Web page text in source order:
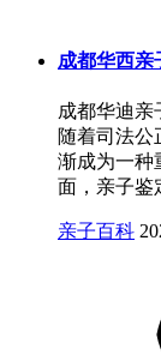
成都华西亲
成都华迪亲
随着司法公
渐成为一种
面，亲子
亲子百科